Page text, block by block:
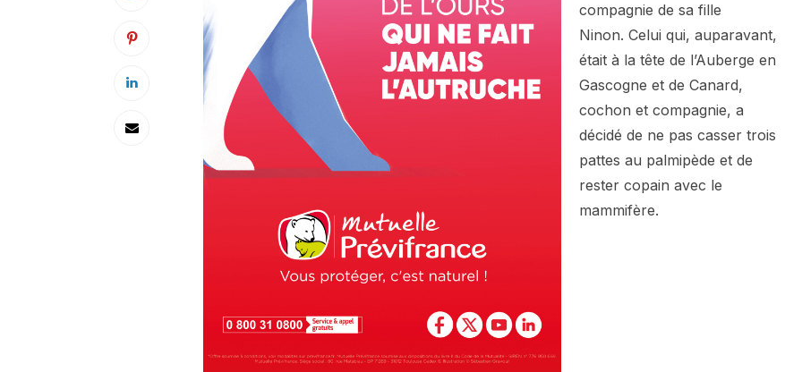
compagnie de sa fille
Ninon. Celui qui, auparavant,
était à la tête de l’Auberge en
Gascogne et de Canard,
cochon et compagnie, a
décidé de ne pas casser trois
pattes au palmipède et de
rester copain avec le
mammifère.